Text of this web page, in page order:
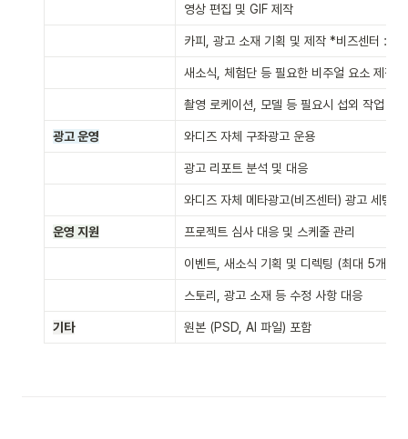
영상 편집 및 GIF 제작
카피, 광고 소재 기획 및 제작 *비즈센터 :
새소식, 체험단 등 필요한 비주얼 요소 제작
촬영 로케이션, 모델 등 필요시 섭외 작업
광고 운영 와디즈 자체 구좌광고 운용
광고 리포트 분석 및 대응
와디즈 자체 메타광고(비즈센터) 광고 세팅
운영 지원 프로젝트 심사 대응 및 스케줄 관리
이벤트, 새소식 기획 및 디렉팅 (최대 5개)
스토리, 광고 소재 등 수정 사항 대응
기타 원본 (PSD, AI 파일) 포함